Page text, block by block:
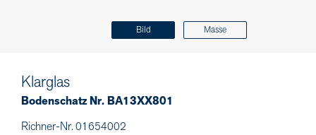
Bild Masse
Klarglas
Bodenschatz Nr. BA13XX801
Richner-Nr. 01654002